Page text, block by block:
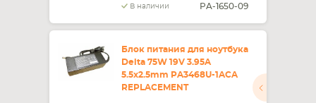
В наличии PA-1650-09
Блок питания для ноутбука
Delta 75W 19V 3.95A
5.5x2.5mm PA3468U-1ACA
REPLACEMENT